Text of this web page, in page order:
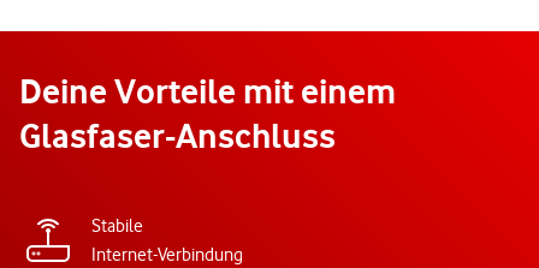
Deine Vorteile mit einem
Glasfaser-Anschluss
Stabile
Internet-Verbindung